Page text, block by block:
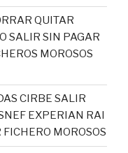
QUITAR
SALIR SIN PAGAR
MOROSOS
CIRBE SALIR
EXPERIAN RAI
MOROSOS